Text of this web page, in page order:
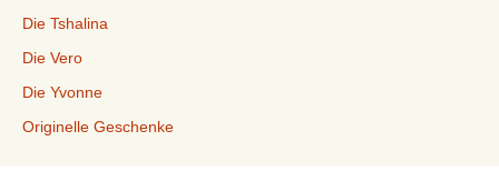
Die Tshalina
Die Vero
Die Yvonne
Originelle Geschenke